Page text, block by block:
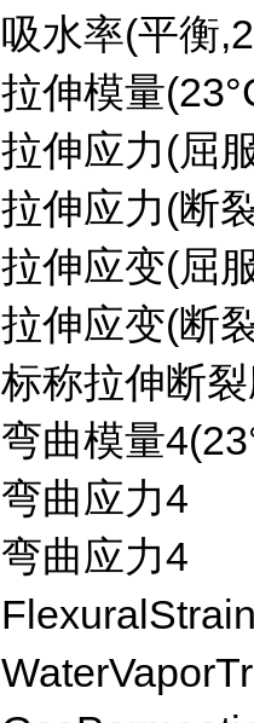
吸水率(平衡
拉伸模量
拉伸应力(屈
拉伸应力(断
拉伸应变(屈
拉伸应变(断
标称拉伸断
弯曲模量
弯曲应力4
弯曲应力4